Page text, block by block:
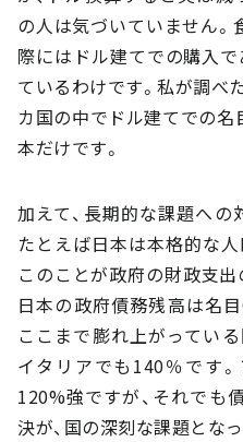
の人は気づいていません
際にはドル建てでの購入
ているわけです。私が調べ
カ国の中でドル建てでの名
本だけです。
加えて、長期的な課題への
たとえば日本は本格的な
このことが政府の財政支出
日本の政府債務残高は名
ここまで膨れ上がってい
イタリアでも140％です
120%強ですが、それでも
決が、国の深刻な課題とな